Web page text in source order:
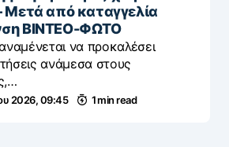
Μετά από καταγγελία
ΒΙΝΤΕΟ-ΦΩΤΟ
να προκαλέσει
ανάμεσα στους
2026, 09:45 1 min read